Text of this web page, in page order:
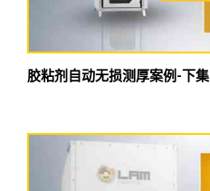
胶粘剂自动无损测厚案例-下集